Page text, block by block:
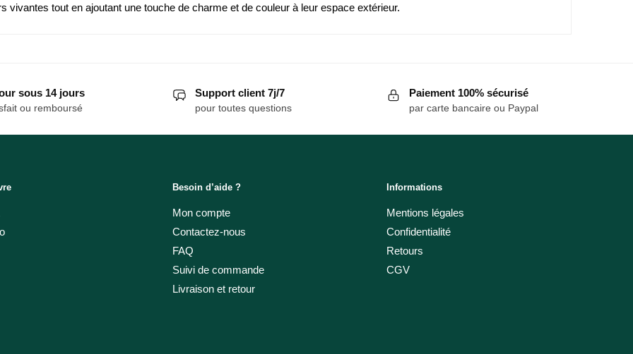
vivantes tout en ajoutant une touche de charme et de couleur à leur espace extérieur.
sous 14 jours
ou remboursé
Support client 7j/7
pour toutes questions
Paiement 100% sécurisé
par carte bancaire ou Paypal
Besoin d’aide ?
Mon compte
Contactez-nous
FAQ
Suivi de commande
Livraison et retour
Informations
Mentions légales
Confidentialité
Retours
CGV